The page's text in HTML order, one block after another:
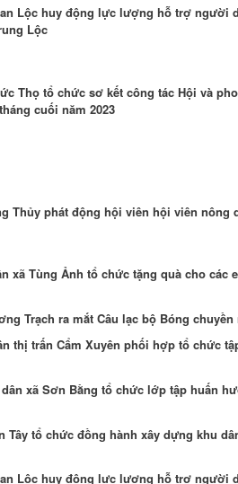
Lộc huy động lực lượng hỗ trợ người
Lộc
Thọ tổ chức sơ kết công tác Hội và
cuối năm 2023
Thủy phát động hội viên hội viên nông
xã Tùng Ảnh tổ chức tặng quà cho các
Trạch ra mắt Câu lạc bộ Bóng chuyền
thị trấn Cẩm Xuyên phối hợp tổ chức
xã Sơn Bằng tổ chức lớp tập huấn
Tây tổ chức đồng hành xây dựng khu
Lộc huy động lực lượng hỗ trợ người